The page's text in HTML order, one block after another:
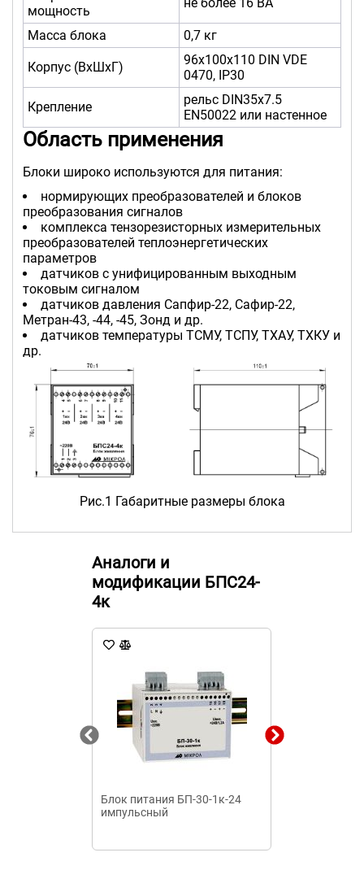
мощность
Масса блока 0,7 кг
Корпус (ВхШхГ)
96х100х110 DIN VDE
0470, IP30
Крепление
рельс DIN35х7.5
EN50022 или настенное
Область применения
Блоки широко используются для питания:
нормирующих преобразователей и блоков
преобразования сигналов
комплекса тензорезисторных измерительных
преобразователей теплоэнергетических
параметров
датчиков с унифицированным выходным
токовым сигналом
датчиков давления Сапфир-22, Сафир-22,
Метран-43, -44, -45, Зонд и др.
датчиков температуры ТСМУ, ТСПУ, ТХАУ, ТХКУ и
др.
Рис.1 Габаритные размеры блока
Аналоги и
модификации БПС24-
4к
Блок питания БП-30-1к-24
импульсный